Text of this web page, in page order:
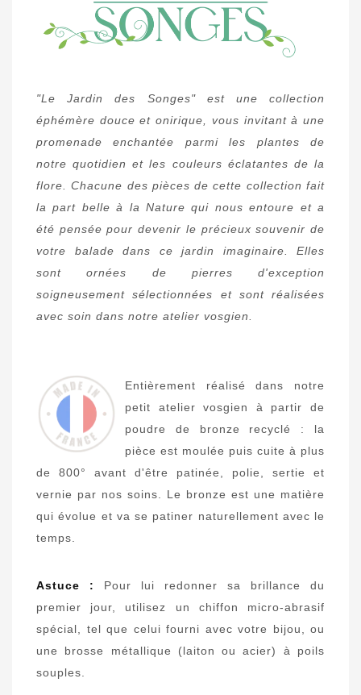
"Le Jardin des Songes" est une collection
éphémère douce et onirique, vous invitant à une
promenade enchantée parmi les plantes de
notre quotidien et les couleurs éclatantes de la
flore. Chacune des pièces de cette collection fait
la part belle à la Nature qui nous entoure et a
été pensée pour devenir le précieux souvenir de
votre balade dans ce jardin imaginaire. Elles
sont ornées de pierres d'exception
soigneusement sélectionnées et sont réalisées
avec soin dans notre atelier vosgien.
Entièrement réalisé dans notre
petit atelier vosgien à partir de
poudre de bronze recyclé : la
pièce est moulée puis cuite à plus
de 800° avant d'être patinée, polie, sertie et
vernie par nos soins. Le bronze est une matière
qui évolue et va se patiner naturellement avec le
temps.
Astuce : Pour lui redonner sa brillance du
premier jour, utilisez un chiffon micro-abrasif
spécial, tel que celui fourni avec votre bijou, ou
une brosse métallique (laiton ou acier) à poils
souples.